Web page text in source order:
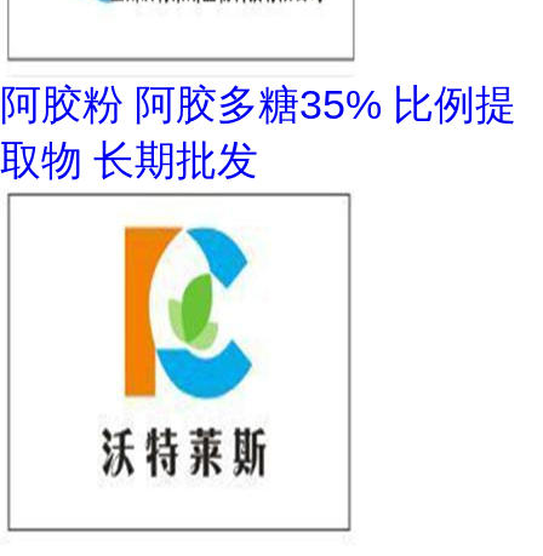
阿胶粉 阿胶多糖35% 比例提
取物 长期批发